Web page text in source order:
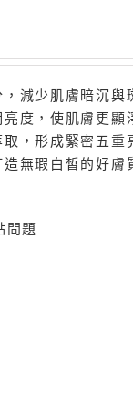
減少肌膚暗沉
度，使肌膚更
，形成緊密五
無瑕白皙的好膚
問題